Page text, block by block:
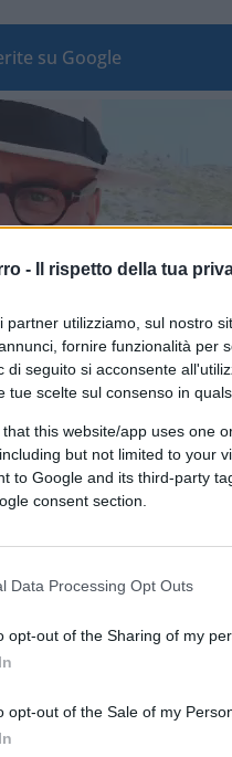
- Il rispetto della tua
partner utilizziamo, sul nostro
fornire funzionalità per
di seguito si acconsente
tue scelte sul consenso in
that this website/app uses one
but not limited to your
to Google and its third-party
consent section.
Data Processing Opt Outs
opt-out of the Sharing of my
opt-out of the Sale of my
su Google
dei Trasporti,Paola
di fronte al
ma non
, non conosce la
Desiderio.